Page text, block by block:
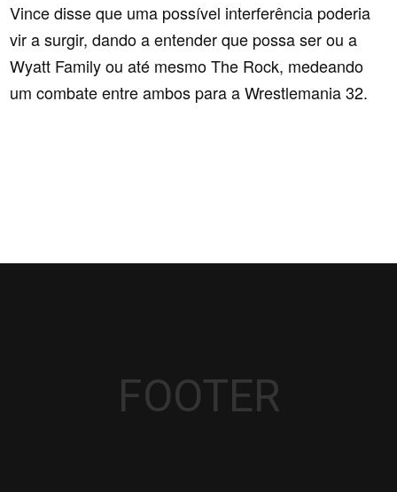
Vince disse que uma possível interferência poderia
vir a surgir, dando a entender que possa ser ou a
Wyatt Family ou até mesmo The Rock, medeando
um combate entre ambos para a Wrestlemania 32.
FOOTER